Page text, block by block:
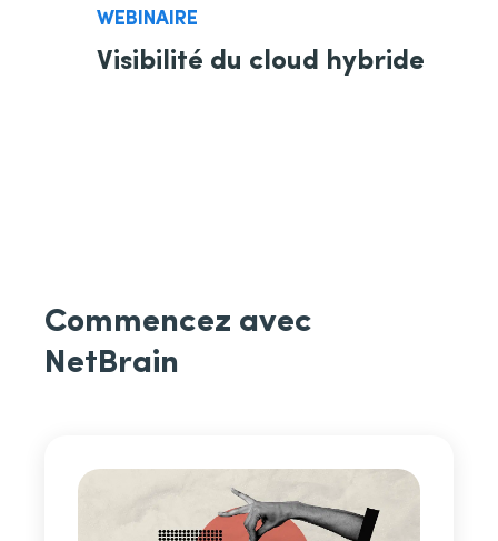
WEBINAIRE
Visibilité du cloud hybride
Commencez avec
NetBrain